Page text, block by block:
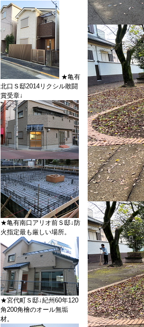
★亀有
北口Ｓ邸2014リクシル敢闘
賞受章↓
★亀有南口アリオ前Ｓ邸↓防
火指定最も厳しい場所。
★宮代町Ｓ邸↓紀州60年120
角200角檜のオール無垢
材。